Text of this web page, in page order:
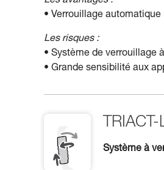
• Verrouillage automatique
Les risques :
• Système de verrouillage
• Grande sensibilité aux
Système à